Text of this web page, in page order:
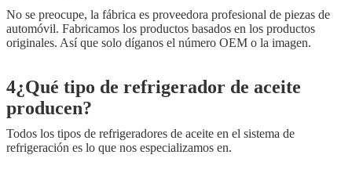
No se preocupe, la fábrica es proveedora profesional de piezas de
automóvil. Fabricamos los productos basados en los productos
originales. Así que solo díganos el número OEM o la imagen.
4¿Qué tipo de refrigerador de aceite
producen?
Todos los tipos de refrigeradores de aceite en el sistema de
refrigeración es lo que nos especializamos en.